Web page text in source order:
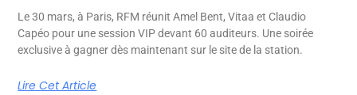
Le 30 mars, à Paris, RFM réunit Amel Bent, Vitaa et Claudio
Capéo pour une session VIP devant 60 auditeurs. Une soirée
exclusive à gagner dès maintenant sur le site de la station.
Lire Cet Article